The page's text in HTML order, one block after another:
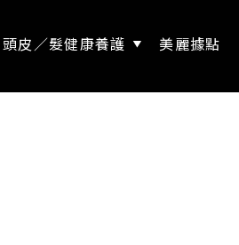
頭皮／髮健康養護 美麗據點